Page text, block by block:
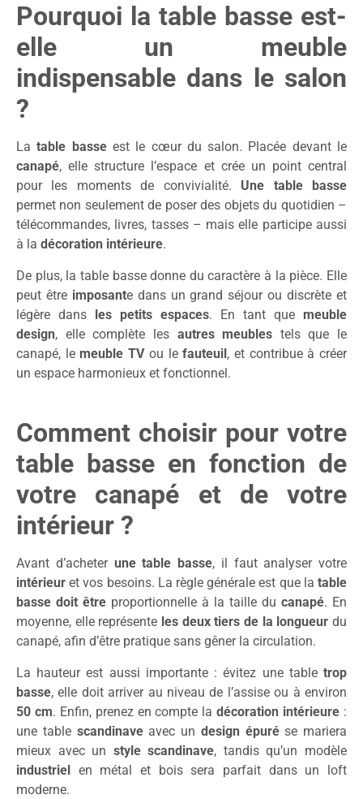
Pourquoi la table basse est-
elle un meuble
indispensable dans le salon
?
Latable basseest le cœur du salon. Placée devant le
canapé, elle structure l’espace et crée un point central
pour les moments de convivialité. Une table basse
permet non seulement de poser des objets du quotidien –
télécommandes, livres, tasses – mais elle participe aussi
à la décoration intérieure.
De plus, la table basse donne du caractère à la pièce. Elle
peut être imposante dans un grand séjour ou discrète et
légère dans les petits espaces. En tant que meuble
design, elle complète les autres meubles tels que le
canapé, le meuble TVou lefauteuil, et contribue à créer
un espace harmonieux et fonctionnel.
Comment choisir pour votre
table basse en fonction de
votre canapé et de votre
intérieur ?
Avant d’acheter une table basse, il faut analyser votre
intérieur et vos besoins. La règle générale est que la table
basse doit être proportionnelle à la taille du canapé. En
moyenne, elle représente les deux tiers de la longueur du
canapé, afin d’être pratique sans gêner la circulation.
La hauteur est aussi importante : évitez une table trop
basse, elle doit arriver au niveau de l’assise ou à environ
50 cm. Enfin, prenez en compte ladécoration intérieure :
une table scandinaveavec un design épurése mariera
mieux avec un style scandinave, tandis qu’un modèle
industriel en métal et bois sera parfait dans un loft
moderne.